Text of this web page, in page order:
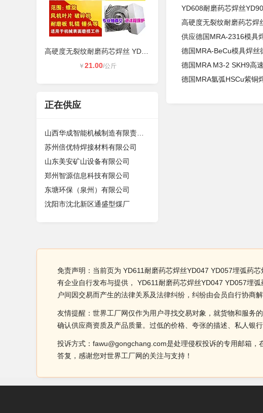
￥ 21.00/公斤
正在供应
苏州倍优特焊接材料有限公司
山东美安矿山设备有限公司
郑州智源信息科技有限公司
东塘环保（泉州）有限公司
沈阳市沈北新区通盛型煤厂
YD608耐磨药芯焊丝
高硬度无裂纹耐磨药芯焊
供应德国MRA-2316模具
德国MRA-BeCu模具焊丝
德国MRA M3-2 SKH9高
德国MRA氩弧HSCu紫铜
免责声明：当前页为 YD611耐磨药芯焊丝YD047 YD057埋弧药
有企业自行发布与提供， YD611耐磨药芯焊丝YD047 YD057埋
户间因交易而产生的法律关系及法律纠纷，纠纷由会员自行协商解
友情提醒：世界工厂网仅作为用户寻找交易对象，就货物和服务
确认供应商资质及产品质量。过低的价格、夸张的描述、私人银
投诉方式：fawu@gongchang.com是处理侵权投诉的专用邮箱
答复，感谢您对世界工厂网的关注与支持！